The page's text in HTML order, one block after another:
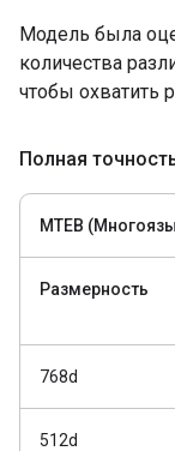
Модель была
количества
чтобы охватить
Полная
MTEB
Размерность
768d
512d